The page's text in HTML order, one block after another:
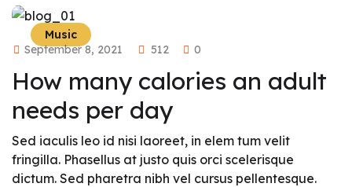
Music
September 8, 2021
512 0
How many calories an adult
needs per day
Sed iaculis leo id nisi laoreet, in elem tum velit
fringilla. Phasellus at justo quis orci scelerisque
dictum. Sed pharetra nibh vel cursus pellentesque.